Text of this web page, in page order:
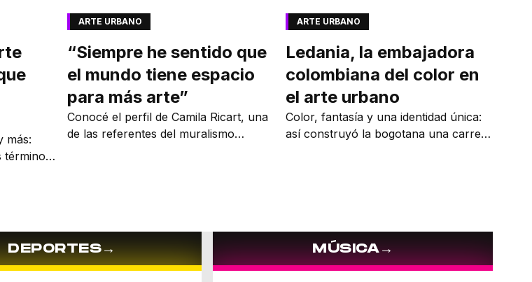
más:
términos
ARTE URBANO
“Siempre he sentido que
el mundo tiene espacio
para más arte”
Conocé el perfil de Camila Ricart, una
de las referentes del muralismo
ARTE URBANO
Ledania, la embajadora
colombiana del color en
el arte urbano
Color, fantasía y una identidad única:
así construyó la bogotana una carrera
DEPORTES→ MÚSICA→